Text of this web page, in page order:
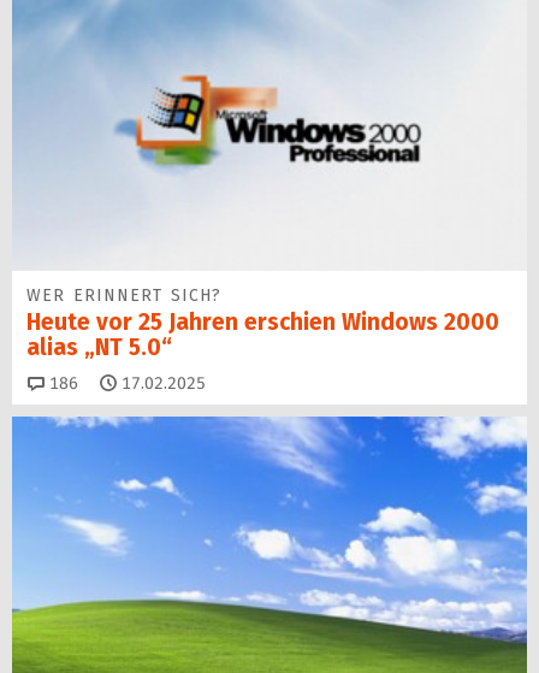
WER ERINNERT SICH?
Heute vor 25 Jahren erschien Windows 2000
alias „NT 5.0“
186 Kommentare
17.02.2025